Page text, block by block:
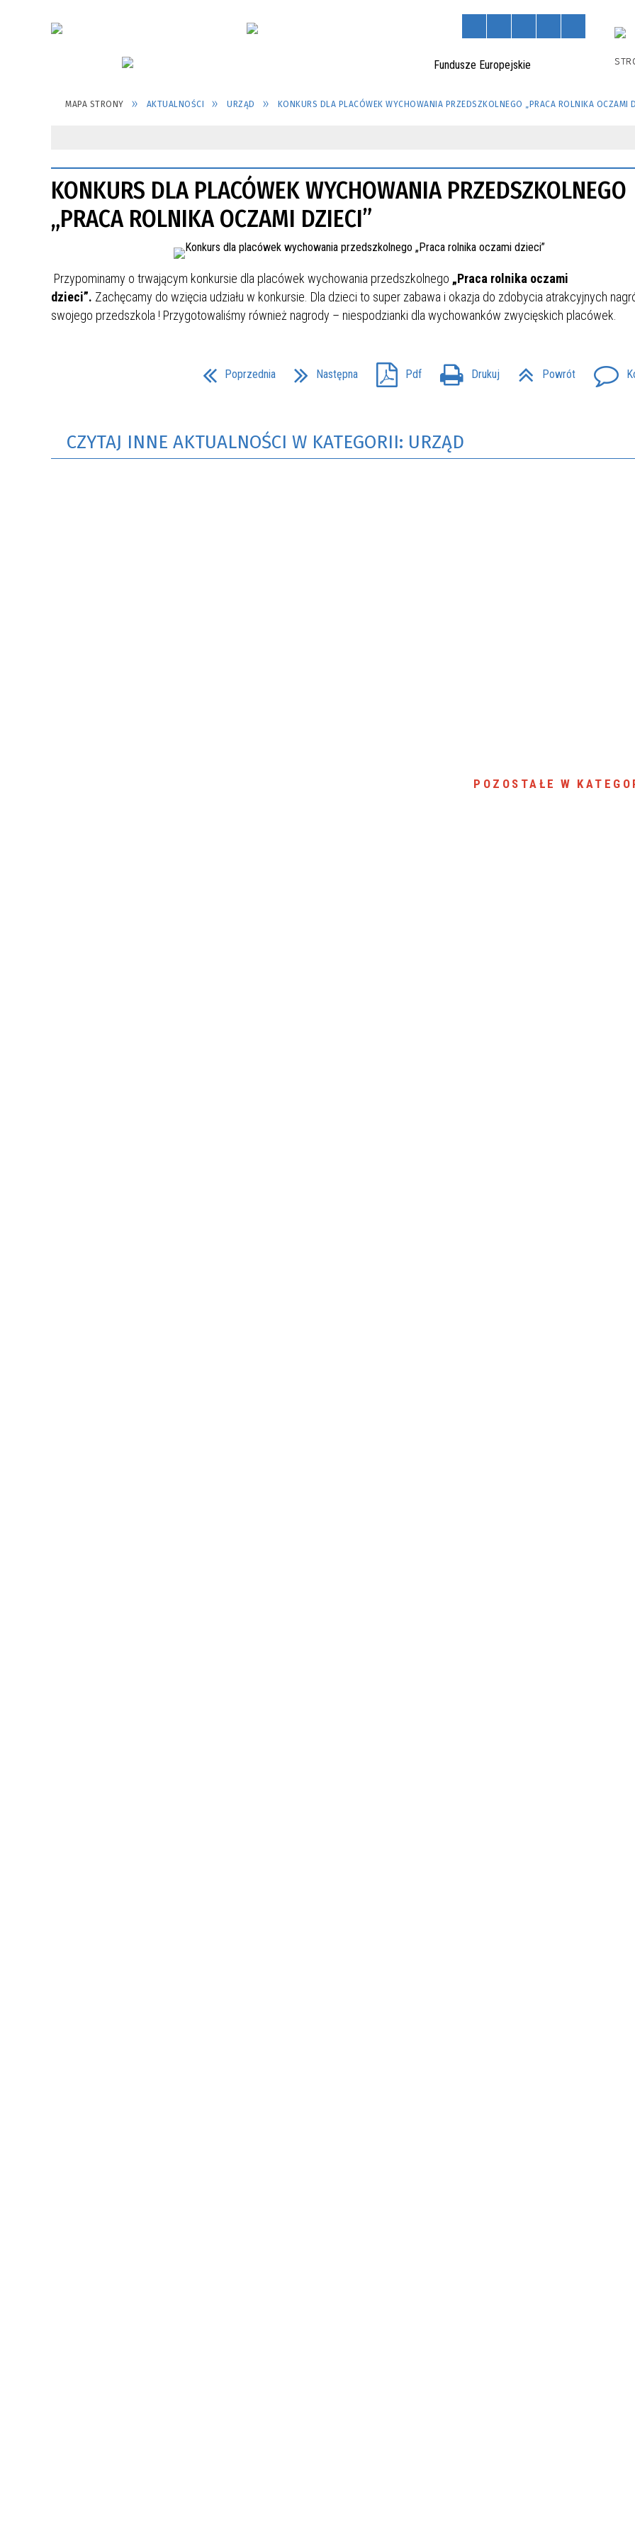
MAPA STRONY AKTUALNOŚCI URZĄD KONKURS DLA PLACÓWEK WYCHOWANIA PRZEDSZKOLNEGO „PRACA ROLNIKA OCZAMI
KONKURS DLA PLACÓWEK WYCHOWANIA PRZEDSZKOLNEGO
„PRACA ROLNIKA OCZAMI DZIECI”
Przypominamy o trwającym konkursie dla placówek wychowania przedszkolnego „Praca rolnika oczami
dzieci”. Zachęcamy do wzięcia udziału w konkursie. Dla dzieci to super zabawa i okazja do zdobycia atrakcyjnych
swojego przedszkola ! Przygotowaliśmy również nagrody – niespodzianki dla wychowanków zwycięskich placówek.
Poprzednia Następna Pdf Drukuj Powrót
CZYTAJ INNE AKTUALNOŚCI W KATEGORII: URZĄD
POZOSTAŁE W